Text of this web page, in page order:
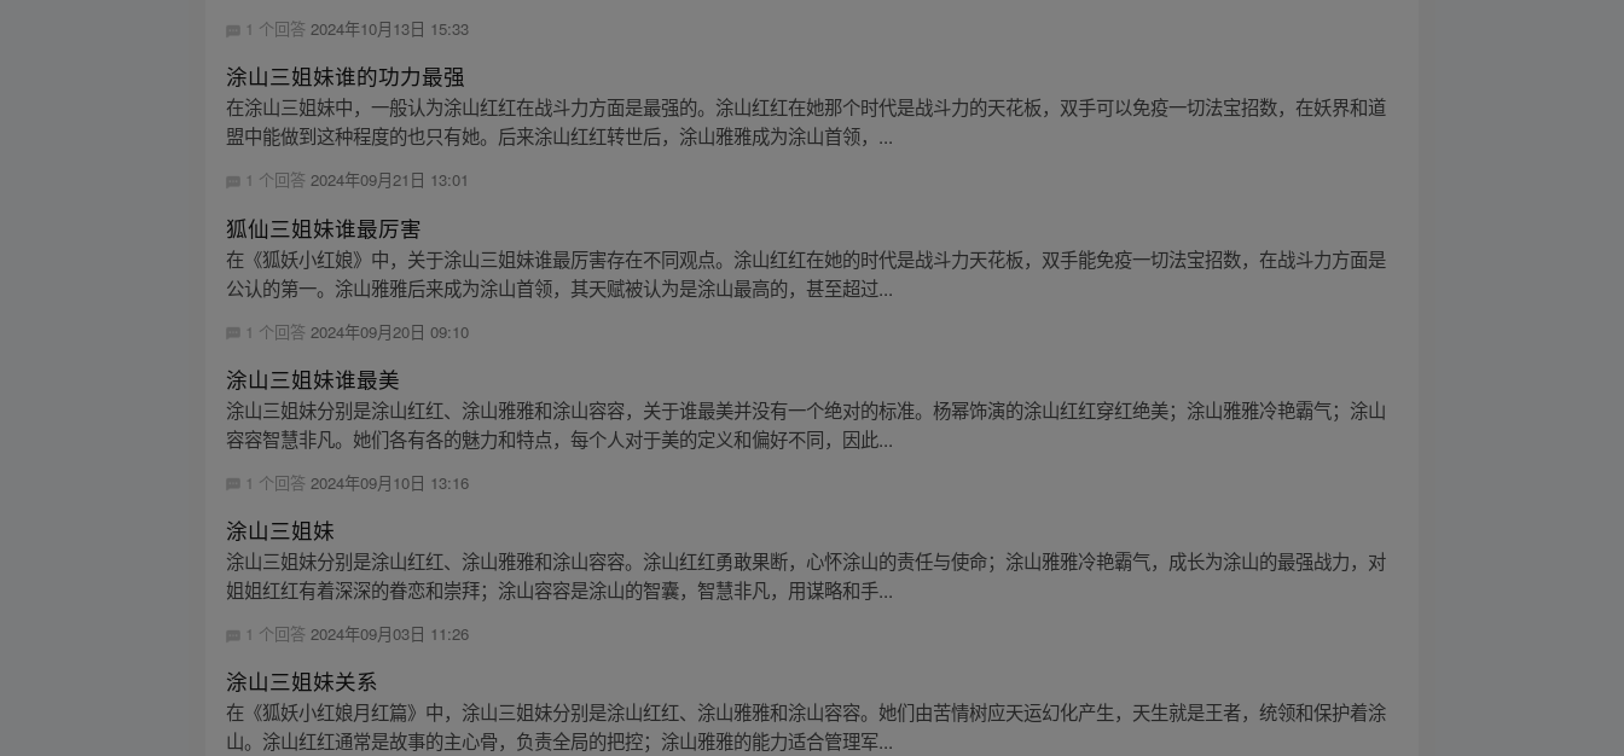
1 个回答2024年10月13日 15:33
涂山三姐妹谁的功力最强
在涂山三姐妹中，一般认为涂山红红在战斗力方面是最强的。涂山红红在她那个时代是战斗力的天花板，双手可以免疫一切法宝招数，在妖界和道
盟中能做到这种程度的也只有她。后来涂山红红转世后，涂山雅雅成为涂山首领，...
1 个回答2024年09月21日 13:01
狐仙三姐妹谁最厉害
在《狐妖小红娘》中，关于涂山三姐妹谁最厉害存在不同观点。涂山红红在她的时代是战斗力天花板，双手能免疫一切法宝招数，在战斗力方面是
公认的第一。涂山雅雅后来成为涂山首领，其天赋被认为是涂山最高的，甚至超过...
1 个回答 2024年09月20日 09:10
涂山三姐妹谁最美
涂山三姐妹分别是涂山红红、涂山雅雅和涂山容容，关于谁最美并没有一个绝对的标准。杨幂饰演的涂山红红穿红绝美；涂山雅雅冷艳霸气；涂山
容容智慧非凡。她们各有各的魅力和特点，每个人对于美的定义和偏好不同，因此...
1 个回答 2024年09月10日 13:16
涂山三姐妹
涂山三姐妹分别是涂山红红、涂山雅雅和涂山容容。涂山红红勇敢果断，心怀涂山的责任与使命；涂山雅雅冷艳霸气，成长为涂山的最强战力，对
姐姐红红有着深深的眷恋和崇拜；涂山容容是涂山的智囊，智慧非凡，用谋略和手...
1 个回答2024年09月03日 11:26
涂山三姐妹关系
在《狐妖小红娘月红篇》中，涂山三姐妹分别是涂山红红、涂山雅雅和涂山容容。她们由苦情树应天运幻化产生，天生就是王者，统领和保护着涂
山。涂山红红通常是故事的主心骨，负责全局的把控；涂山雅雅的能力适合管理军...